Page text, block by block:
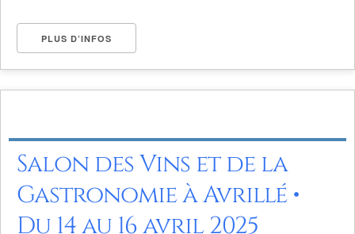
PLUS D’INFOS
Salon des Vins et de la
Gastronomie à Avrillé •
Du 14 au 16 avril 2025